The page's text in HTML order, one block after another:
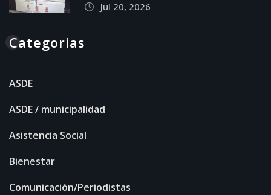
Jul 20, 2026
Categorias
ASDE
ASDE / municipalidad
Asistencia Social
Bienestar
Comunicación/Periodistas